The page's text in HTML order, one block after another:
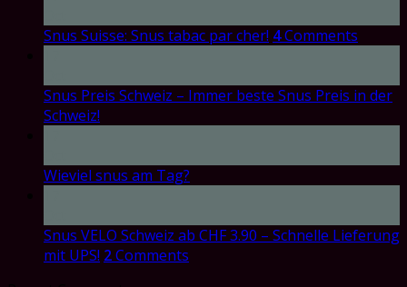
Snus Suisse: Snus tabac par cher! 4Comments
Snus Preis Schweiz – Immer beste Snus Preis in der
Schweiz!
Wieviel snus am Tag?
Snus VELO Schweiz ab CHF 3.90 – Schnelle Lieferung
mit UPS! 2Comments